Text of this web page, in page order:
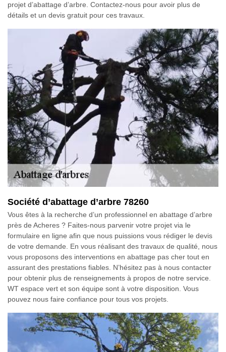
projet d’abattage d’arbre. Contactez-nous pour avoir plus de
détails et un devis gratuit pour ces travaux.
Société d’abattage d’arbre 78260
Vous êtes à la recherche d’un professionnel en abattage d’arbre
près de Acheres ? Faites-nous parvenir votre projet via le
formulaire en ligne afin que nous puissions vous rédiger le devis
de votre demande. En vous réalisant des travaux de qualité, nous
vous proposons des interventions en abattage pas cher tout en
assurant des prestations fiables. N’hésitez pas à nous contacter
pour obtenir plus de renseignements à propos de notre service.
WT espace vert et son équipe sont à votre disposition. Vous
pouvez nous faire confiance pour tous vos projets.